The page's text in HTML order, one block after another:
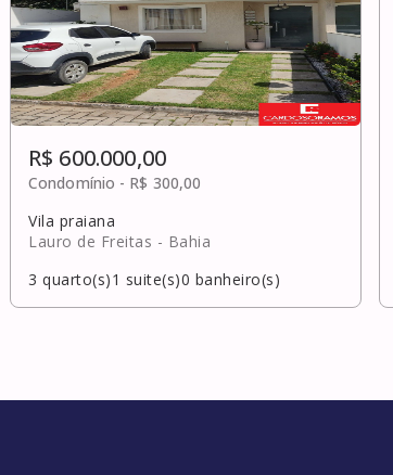
R$ 600.000,00
Condomínio - R$ 300,00
Vila praiana
Lauro de Freitas - Bahia
3 quarto(s)1 suite(s)0 banheiro(s)